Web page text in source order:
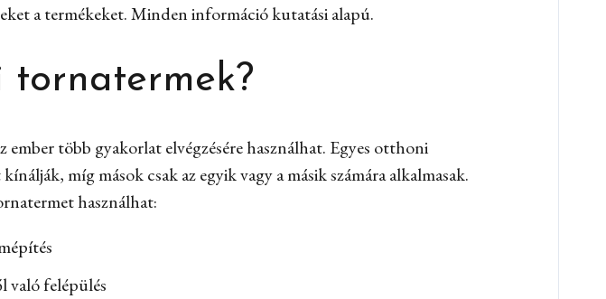
a termékeket. Minden információ kutatási alapú.
több gyakorlat elvégzésére használhat. Egyes otthoni
míg mások csak az egyik vagy a másik számára alkalmasak.
használhat:
való felépülés